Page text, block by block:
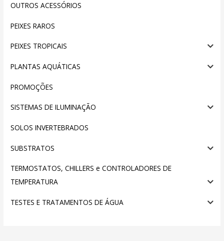
OUTROS ACESSÓRIOS
PEIXES RAROS
PEIXES TROPICAIS
PLANTAS AQUÁTICAS
PROMOÇÕES
SISTEMAS DE ILUMINAÇÃO
SOLOS INVERTEBRADOS
SUBSTRATOS
TERMOSTATOS, CHILLERS e CONTROLADORES DE
TEMPERATURA
TESTES E TRATAMENTOS DE ÁGUA